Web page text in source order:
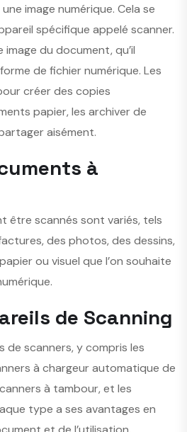
image numérique. Cela se
spécifique appelé scanner.
du document, qu’il
de fichier numérique. Les
créer des copies
papier, les archiver de
aisément.
à
être scannés sont variés, tels
des photos, des dessins,
ou visuel que l’on souhaite
de Scanning
de scanners, y compris les
à chargeur automatique de
à tambour, et les
type a ses avantages en